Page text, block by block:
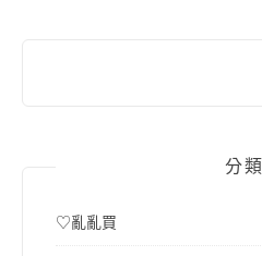
分類
♡亂亂買